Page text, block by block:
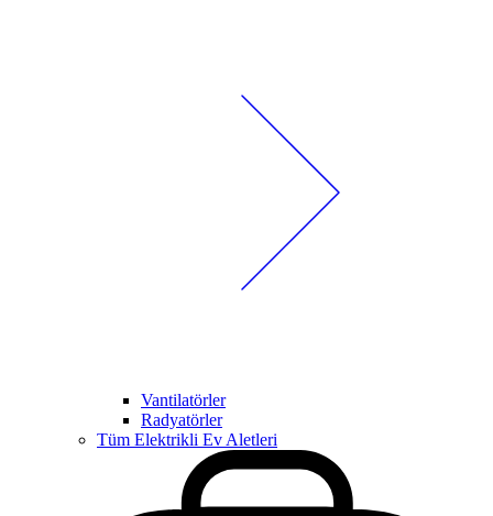
Vantilatörler
Radyatörler
Tüm Elektrikli Ev Aletleri